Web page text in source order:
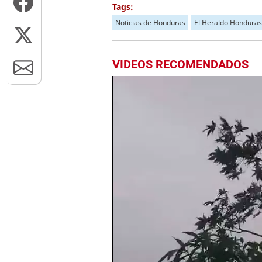
Tags:
Noticias de Honduras El Heraldo Honduras
VIDEOS RECOMENDADOS